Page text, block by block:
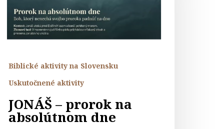
Biblické aktivity na Slovensku
Uskutočnené aktivity
JONÁŠ – prorok na
absolútnom dne